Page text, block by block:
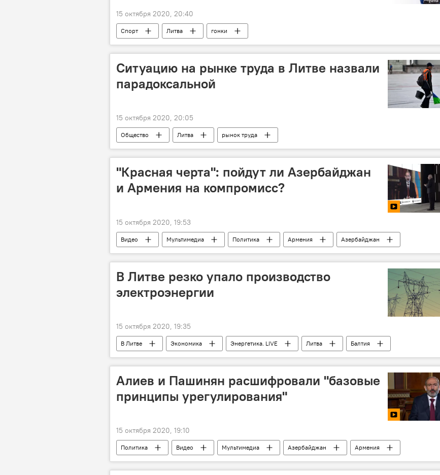
15 октября 2020, 20:40
Спорт Литва гонки
Ситуацию на рынке труда в Литве назвали
парадоксальной
15 октября 2020, 20:05
Общество Литва рынок труда
"Красная черта": пойдут ли Азербайджан
и Армения на компромисс?
15 октября 2020, 19:53
Видео Мультимедиа Политика Армения Азербайджан
В Литве резко упало производство
электроэнергии
15 октября 2020, 19:35
В Литве Экономика Энергетика. LIVE Литва Балтия
Алиев и Пашинян расшифровали "базовые
принципы урегулирования"
15 октября 2020, 19:10
Политика Видео Мультимедиа Азербайджан Армения